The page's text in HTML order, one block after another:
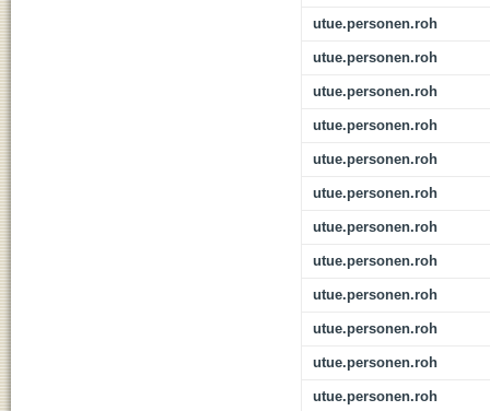
utue.personen.roh
utue.personen.roh
utue.personen.roh
utue.personen.roh
utue.personen.roh
utue.personen.roh
utue.personen.roh
utue.personen.roh
utue.personen.roh
utue.personen.roh
utue.personen.roh
utue.personen.roh